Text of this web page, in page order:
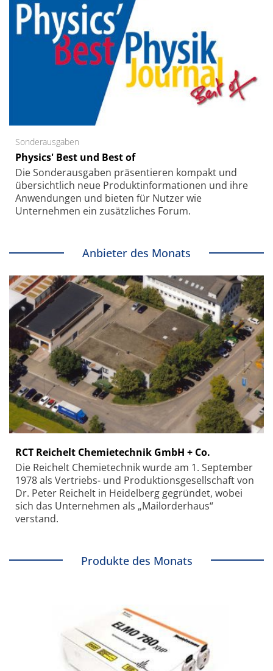
Sonderausgaben
Physics' Best und Best of
Die Sonder­ausgaben präsentieren kompakt und
übersichtlich neue Produkt­informationen und ihre
Anwendungen und bieten für Nutzer wie
Unternehmen ein zusätzliches Forum.
Anbieter des Monats
RCT Reichelt Chemietechnik GmbH + Co.
Die Reichelt Chemietechnik wurde am 1. September
1978 als Vertriebs- und Produktionsgesellschaft von
Dr. Peter Reichelt in Heidelberg gegründet, wobei
sich das Unternehmen als „Mailorderhaus“
verstand.
Produkte des Monats